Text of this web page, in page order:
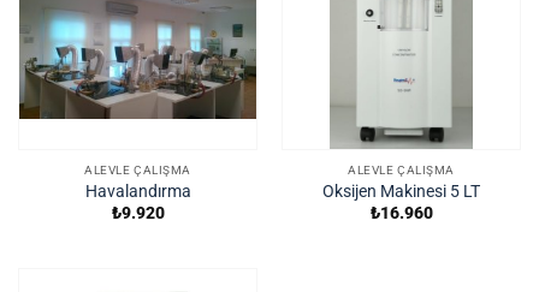
ALEVLE ÇALIŞMA
Havalandırma
₺9.920
ALEVLE ÇALIŞMA
Oksijen Makinesi 5 LT
₺16.960